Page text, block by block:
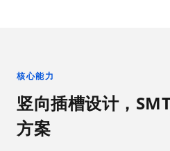
核心能力
竖向插槽设计，
方案